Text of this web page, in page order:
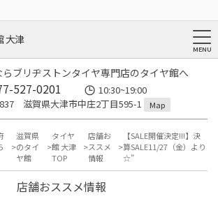
大津
ブリヂストンタイヤ専門店のタイヤ館へ
527-0201
10:30~19:00
滋賀県大津市中庄2丁目595-1
Map
滋賀県
のタイ
ヤ館
タイヤ
館 大津
TOP
店舗お
ススメ
情報
【SALE開催決定!!!】決
算SALE11/27（金）より
☆”
店舗おススメ情報